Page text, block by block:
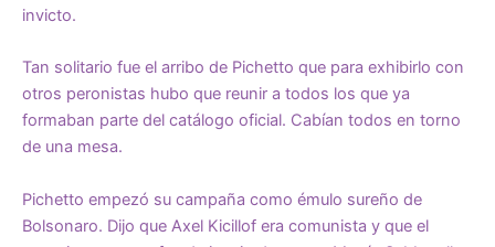
invicto.
Tan solitario fue el arribo de Pichetto que para exhibirlo con
otros peronistas hubo que reunir a todos los que ya
formaban parte del catálogo oficial. Cabían todos en torno
de una mesa.
Pichetto empezó su campaña como émulo sureño de
Bolsonaro. Dijo que Axel Kicillof era comunista y que el